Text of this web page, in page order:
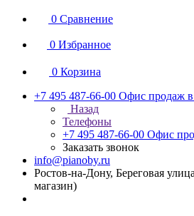
0 Сравнение
0 Избранное
0 Корзина
+7 495 487-66-00 Офис продаж
Назад
Телефоны
+7 495 487-66-00 Офис
Заказать звонок
info@pianoby.ru
Ростов-на-Дону, Береговая
магазин)